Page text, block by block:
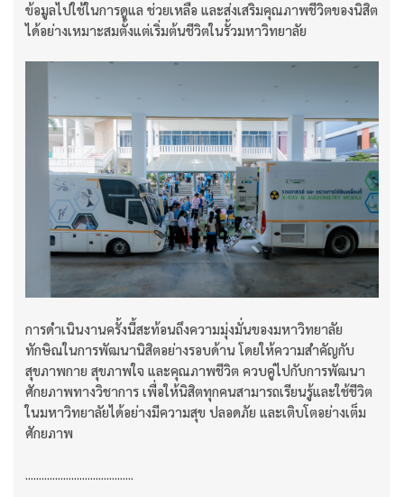
ข้อมูลไปใช้ในการดูแล ช่วยเหลือ และส่งเสริมคุณภาพชีวิตของนิสิต
ได้อย่างเหมาะสมตั้งแต่เริ่มต้นชีวิตในรั้วมหาวิทยาลัย
การดำเนินงานครั้งนี้สะท้อนถึงความมุ่งมั่นของมหาวิทยาลัย
ทักษิณในการพัฒนานิสิตอย่างรอบด้าน โดยให้ความสำคัญกับ
สุขภาพกาย สุขภาพใจ และคุณภาพชีวิต ควบคู่ไปกับการพัฒนา
ศักยภาพทางวิชาการ เพื่อให้นิสิตทุกคนสามารถเรียนรู้และใช้ชีวิต
ในมหาวิทยาลัยได้อย่างมีความสุข ปลอดภัย และเติบโตอย่างเต็ม
ศักยภาพ